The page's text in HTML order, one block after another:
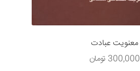
معنویت عبادت
300,000 تومان